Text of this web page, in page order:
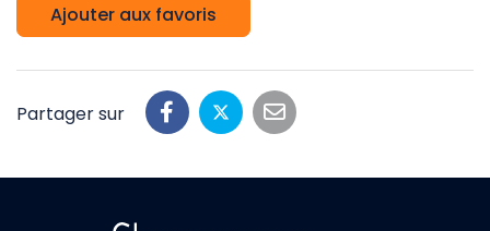
Ajouter aux favoris
Partager sur